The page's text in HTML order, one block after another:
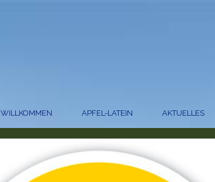
WILLKOMMEN APFEL-LATEIN AKTUELLES